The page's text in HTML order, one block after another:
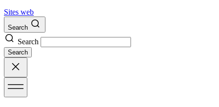
Sites web
Search
Search
Search